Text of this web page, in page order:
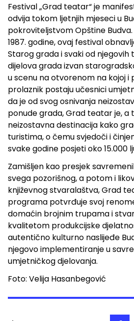
Festival „Grad teatar“ je
odvija tokom ljetnjih mjeseci u
pokroviteljstvom Opštine Budva.
1987. godine, ovaj festival
Starog grada i svaki od njegovih
dijelova grada izvan
u scenu na otvorenom na kojoj i
prolaznik postaju učesnici
da je od svog osnivanja
ponude grada, Grad teatar je, a
neizostavna destinacija kako
turistima, o čemu svjedoči i
svake godine posjeti oko 15.000
Zamišljen kao presjek
svega pozorišnog, a potom i
književnog stvaralaštva, Grad
programa potvrđuje svoj
domaćin brojnim trupama i
kvalitetom produkcijske
autentično kulturno naslijeđe
njegovo implementiranje u
umjetničkog djelovanja.
Foto: Velija Hasanbegović